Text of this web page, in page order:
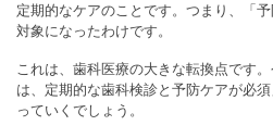
定期的なケアのことです。つまり、「
対象になったわけです。
これは、歯科医療の大きな転換点です
は、定期的な歯科検診と予防ケアが必
っていくでしょう。